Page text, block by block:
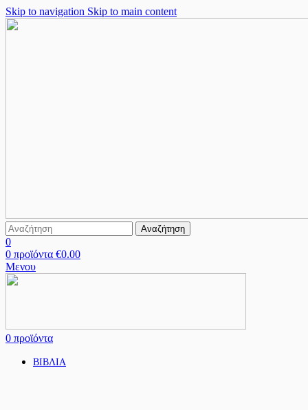
Skip to navigation Skip to main content
Αναζήτηση
0
0 προϊόντα €0.00
Μενου
0 προϊόντα
ΒΙΒΛΙΑ